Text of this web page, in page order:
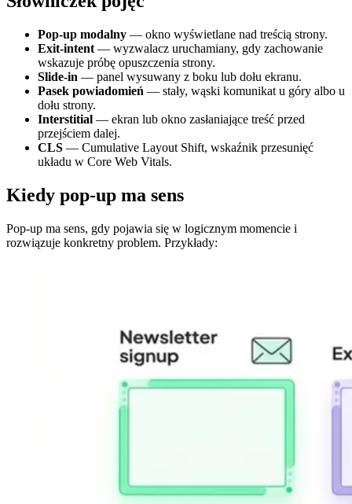
Pop-up modalny — okno wyświetlane nad treścią strony.
Exit-intent — wyzwalacz uruchamiany, gdy zachowanie
wskazuje próbę opuszczenia strony.
Slide-in — panel wysuwany z boku lub dołu ekranu.
Pasek powiadomień — stały, wąski komunikat u góry albo u
dołu strony.
Interstitial — ekran lub okno zasłaniające treść przed
przejściem dalej.
CLS — Cumulative Layout Shift, wskaźnik przesunięć
układu w Core Web Vitals.
Kiedy pop-up ma sens
Pop-up ma sens, gdy pojawia się w logicznym momencie i
rozwiązuje konkretny problem. Przykłady: